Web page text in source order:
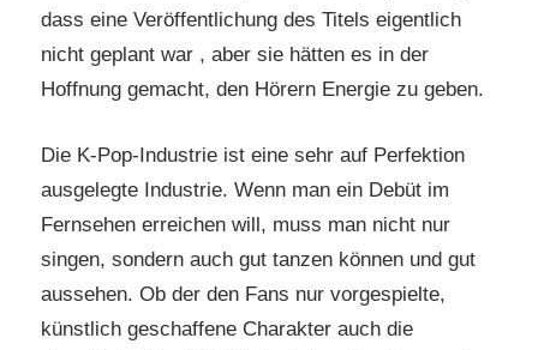
dass eine Veröffentlichung des Titels eigentlich
nicht geplant war , aber sie hätten es in der
Hoffnung gemacht, den Hörern Energie zu geben.
Die K-Pop-Industrie ist eine sehr auf Perfektion
ausgelegte Industrie. Wenn man ein Debüt im
Fernsehen erreichen will, muss man nicht nur
singen, sondern auch gut tanzen können und gut
aussehen. Ob der den Fans nur vorgespielte,
künstlich geschaffene Charakter auch die